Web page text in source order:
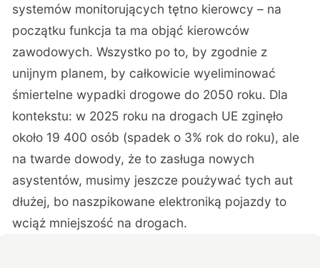
systemów monitorujących tętno kierowcy – na
początku funkcja ta ma objąć kierowców
zawodowych. Wszystko po to, by zgodnie z
unijnym planem, by całkowicie wyeliminować
śmiertelne wypadki drogowe do 2050 roku. Dla
kontekstu: w 2025 roku na drogach UE zginęło
około 19 400 osób (spadek o 3% rok do roku), ale
na twarde dowody, że to zasługa nowych
asystentów, musimy jeszcze poużywać tych aut
dłużej, bo naszpikowane elektroniką pojazdy to
wciąż mniejszość na drogach.